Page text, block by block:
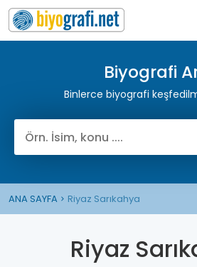
Biyografi
Binlerce biyografi
ANA SAYFA Riyaz Sarıkahya
Riyaz